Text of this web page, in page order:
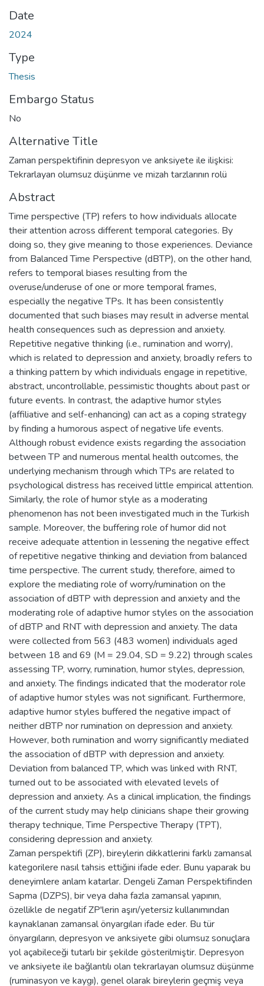
Date
2024
Type
Thesis
Embargo Status
No
Alternative Title
Zaman perspektifinin depresyon ve anksiyete ile ilişkisi:
Tekrarlayan olumsuz düşünme ve mizah tarzlarının rolü
Abstract
Time perspective (TP) refers to how individuals allocate
their attention across different temporal categories. By
doing so, they give meaning to those experiences. Deviance
from Balanced Time Perspective (dBTP), on the other hand,
refers to temporal biases resulting from the
overuse/underuse of one or more temporal frames,
especially the negative TPs. It has been consistently
documented that such biases may result in adverse mental
health consequences such as depression and anxiety.
Repetitive negative thinking (i.e., rumination and worry),
which is related to depression and anxiety, broadly refers to
a thinking pattern by which individuals engage in repetitive,
abstract, uncontrollable, pessimistic thoughts about past or
future events. In contrast, the adaptive humor styles
(affiliative and self-enhancing) can act as a coping strategy
by finding a humorous aspect of negative life events.
Although robust evidence exists regarding the association
between TP and numerous mental health outcomes, the
underlying mechanism through which TPs are related to
psychological distress has received little empirical attention.
Similarly, the role of humor style as a moderating
phenomenon has not been investigated much in the Turkish
sample. Moreover, the buffering role of humor did not
receive adequate attention in lessening the negative effect
of repetitive negative thinking and deviation from balanced
time perspective. The current study, therefore, aimed to
explore the mediating role of worry/rumination on the
association of dBTP with depression and anxiety and the
moderating role of adaptive humor styles on the association
of dBTP and RNT with depression and anxiety. The data
were collected from 563 (483 women) individuals aged
between 18 and 69 (M = 29.04, SD = 9.22) through scales
assessing TP, worry, rumination, humor styles, depression,
and anxiety. The findings indicated that the moderator role
of adaptive humor styles was not significant. Furthermore,
adaptive humor styles buffered the negative impact of
neither dBTP nor rumination on depression and anxiety.
However, both rumination and worry significantly mediated
the association of dBTP with depression and anxiety.
Deviation from balanced TP, which was linked with RNT,
turned out to be associated with elevated levels of
depression and anxiety. As a clinical implication, the findings
of the current study may help clinicians shape their growing
therapy technique, Time Perspective Therapy (TPT),
considering depression and anxiety.
Zaman perspektifi (ZP), bireylerin dikkatlerini farklı zamansal
kategorilere nasıl tahsis ettiğini ifade eder. Bunu yaparak bu
deneyimlere anlam katarlar. Dengeli Zaman Perspektifinden
Sapma (DZPS), bir veya daha fazla zamansal yapının,
özellikle de negatif ZP'lerin aşırı/yetersiz kullanımından
kaynaklanan zamansal önyargıları ifade eder. Bu tür
önyargıların, depresyon ve anksiyete gibi olumsuz sonuçlara
yol açabileceği tutarlı bir şekilde gösterilmiştir. Depresyon
ve anksiyete ile bağlantılı olan tekrarlayan olumsuz düşünme
(ruminasyon ve kaygı), genel olarak bireylerin geçmiş veya